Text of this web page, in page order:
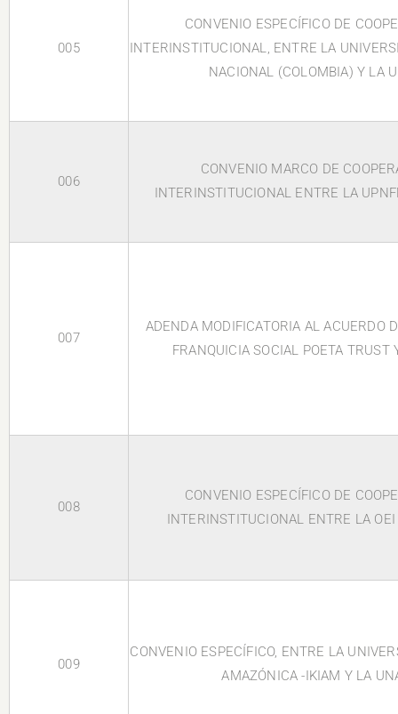
005
CONVENIO ESPECÍFICO DE
INTERINSTITUCIONAL, ENTRE LA
NACIONAL (COLOMBIA) Y LA
006
CONVENIO MARCO DE
INTERINSTITUCIONAL ENTRE LA
007
ADENDA MODIFICATORIA AL ACUERDO
FRANQUICIA SOCIAL POETA TRUST
008
CONVENIO ESPECÍFICO DE
INTERINSTITUCIONAL ENTRE LA
009
CONVENIO ESPECÍFICO, ENTRE LA
AMAZÓNICA -IKIAM Y LA